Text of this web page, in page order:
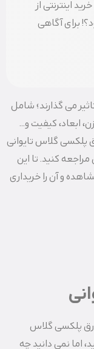
اینترنتی از
برای آگاهی
می گذارند؛ شامل
ابعاد، کیفیت و…
پلکسی گلاس تایوانی
کنید. تا این
و آن را خریداری
ورق پلکسی گلاس
اما نمی دانید چه